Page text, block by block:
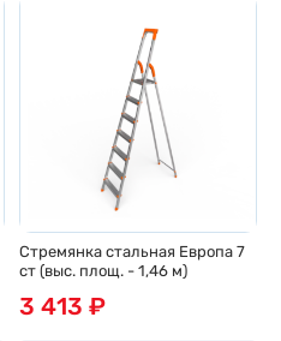
Стремянка стальная Европа 7
ст (выс. площ. - 1,46 м)
3 413 ₽